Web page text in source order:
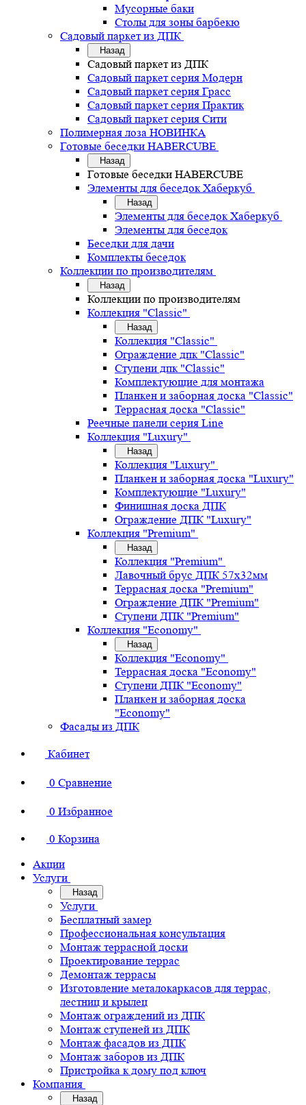
Мусорные баки
Столы для зоны барбекю
Садовый паркет из ДПК
Назад
Садовый паркет из ДПК
Садовый паркет серия Mодерн
Садовый паркет серия Грасс
Садовый паркет серия Практик
Садовый паркет серия Сити
Полимерная лоза НОВИНКА
Готовые беседки HABERCUBE
Назад
Готовые беседки HABERCUBE
Элементы для беседок Хаберкуб
Назад
Элементы для беседок Хаберкуб
Элементы для беседок
Беседки для дачи
Комплекты беседок
Коллекции по производителям
Назад
Коллекции по производителям
Коллекция "Classic"
Назад
Коллекция "Classic"
Ограждение дпк "Classic"
Ступени дпк "Classic"
Комплектующие для монтажа
Планкен и заборная доска "Classic"
Террасная доска "Classic"
Реечные панели серия Line
Коллекция "Luxury"
Назад
Коллекция "Luxury"
Планкен и заборная доска "Luxury"
Комплектующие "Luxury"
Финишная доска ДПК
Ограждение ДПК "Luxury"
Коллекция "Premium"
Назад
Коллекция "Premium"
Лавочный брус ДПК 57х32мм
Террасная доска "Premium"
Ограждение ДПК "Premium"
Ступени ДПК "Premium"
Коллекция "Economy"
Назад
Коллекция "Economy"
Террасная доска "Economy"
Ступени ДПК "Economy"
Планкен и заборная доска
"Economy"
Фасады из ДПК
Кабинет
0 Сравнение
0 Избранное
0 Корзина
Акции
Услуги
Назад
Услуги
Бесплатный замер
Профессиональная консультация
Монтаж террасной доски
Проектирование террас
Демонтаж террасы
Изготовление металокаркасов для террас,
лестниц и крылец
Монтаж ограждений из ДПК
Монтаж ступеней из ДПК
Монтаж фасадов из ДПК
Монтаж заборов из ДПК
Пристройка к дому под ключ
Компания
Назад